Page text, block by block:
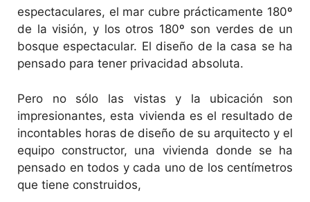
espectaculares, el mar cubre prácticamente 180º
de la visión, y los otros 180º son verdes de un
bosque espectacular. El diseño de la casa se ha
pensado para tener privacidad absoluta.
Pero no sólo las vistas y la ubicación son
impresionantes, esta vivienda es el resultado de
incontables horas de diseño de su arquitecto y el
equipo constructor, una vivienda donde se ha
pensado en todos y cada uno de los centímetros
que tiene construidos,